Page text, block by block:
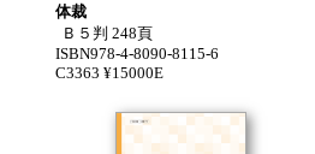
体裁
Ｂ５判 248頁
ISBN978-4-8090-8115-6
C3363 ¥15000E